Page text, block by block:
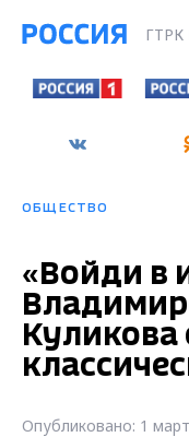
ГТРК
ОБЩЕСТВО
«Войди в
Куликова
Опубликовано: 1